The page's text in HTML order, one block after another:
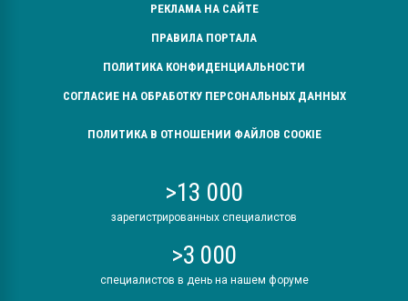
РЕКЛАМА НА САЙТЕ
ПРАВИЛА ПОРТАЛА
ПОЛИТИКА КОНФИДЕНЦИАЛЬНОСТИ
СОГЛАСИЕ НА ОБРАБОТКУ ПЕРСОНАЛЬНЫХ ДАННЫХ
ПОЛИТИКА В ОТНОШЕНИИ ФАЙЛОВ COOKIE
>13 000
зарегистрированных специалистов
>3 000
специалистов в день на нашем форуме